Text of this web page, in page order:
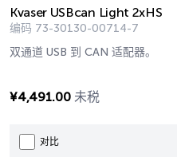
Kvaser USBcan Light 2xHS
编码 73-30130-00714-7
双通道 USB 到 CAN 适配器。
¥4,491.00 未税
对比